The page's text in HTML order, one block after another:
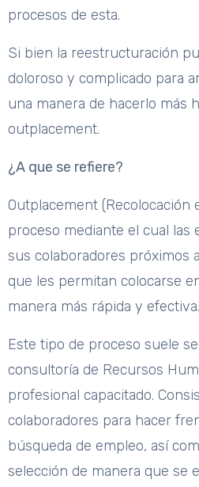
procesos de esta.
Si bien la reestructuración
doloroso y complicado para
una manera de hacerlo más
outplacement.
¿A que se refiere?
Outplacement (Recolocación
proceso mediante el cual las
sus colaboradores próximos
que les permitan colocarse
manera más rápida y efectiva.
Este tipo de proceso suele
consultoría de Recursos
profesional capacitado.
colaboradores para hacer
búsqueda de empleo, así
selección de manera que se